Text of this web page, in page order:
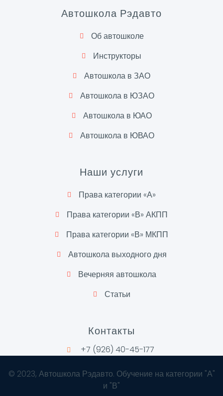
Автошкола Рэдавто
Об автошколе
Инструкторы
Автошкола в ЗАО
Автошкола в ЮЗАО
Автошкола в ЮАО
Автошкола в ЮВАО
Наши услуги
Права категории «А»
Права категории «В» АКПП
Права категории «В» МКПП
Автошкола выходного дня
Вечерняя автошкола
Статьи
Контакты
+7 (926) 40-45-177
© 2023, Автошкола Рэдавто. Обучение на категории "А"
и "В"